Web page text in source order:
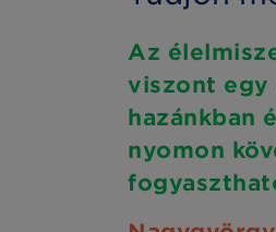
Az
viszont egy
hazánkban
nyomon